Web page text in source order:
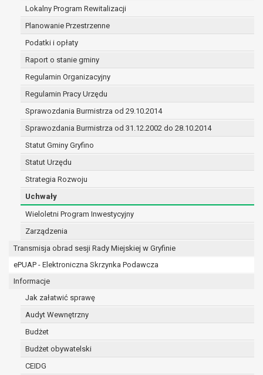
Lokalny Program Rewitalizacji
Planowanie Przestrzenne
Podatki i opłaty
Raport o stanie gminy
Regulamin Organizacyjny
Regulamin Pracy Urzędu
Sprawozdania Burmistrza od 29.10.2014
Sprawozdania Burmistrza od 31.12.2002 do 28.10.2014
Statut Gminy Gryfino
Statut Urzędu
Strategia Rozwoju
Uchwały
Wieloletni Program Inwestycyjny
Zarządzenia
Transmisja obrad sesji Rady Miejskiej w Gryfinie
ePUAP - Elektroniczna Skrzynka Podawcza
Informacje
Jak załatwić sprawę
Audyt Wewnętrzny
Budżet
Budżet obywatelski
CEIDG
(merytorycznych), a także obowiązków i
zadań zleconych przez instytucje
nadrzędne wobec Gminy;
zawarcia i realizacji umów;
ochrony żywotnych interesów osoby, której
wykonania zadania realizowanego w
interesie publicznym lub w ramach
sprawowania władzy publicznej
powierzonej administratorowi;
w pozostałych przypadkach dane osobowe
przetwarzane są wyłącznie na podstawie
wcześniej udzielonej zgody w zakresie i celu
określonym w treści zgody.
W związku z przetwarzaniem danych w celu
wskazanym w pkt. 3, dane osobowe mogą być
udostępniane innym upoważnionym odbiorcom lub
kategoriom odbiorców danych osobowych.
Odbiorcami mogą być:
podmioty, które przetwarzają dane
osobowe w imieniu administratora na
osobowych;
podmioty upoważnione do odbioru danych
przepisów prawa.
Pani/Pana dane osobowe będą przetwarzane
przez okres niezbędny do realizacji celu dla jakiego